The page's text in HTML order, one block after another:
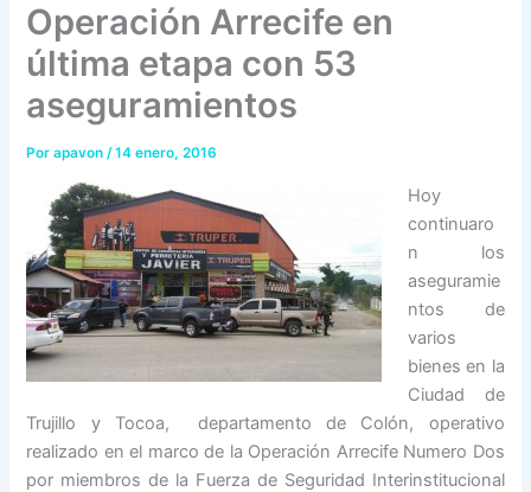
Operación Arrecife en
última etapa con 53
aseguramientos
Porapavon/14 enero, 2016
Hoy
continuaro
n los
aseguramie
ntos de
varios
bienes en la
Ciudad de
Trujillo y Tocoa, departamento de Colón, operativo
realizado en el marco de la Operación Arrecife Numero Dos
por miembros de la Fuerza de Seguridad Interinstitucional